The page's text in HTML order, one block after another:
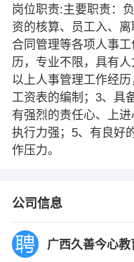
岗位职责:主要职责：
资的核算、员工入、
合同管理等各项人事
历，专业不限，具有
以上人事管理工作经
工资表的编制；3、具
有强烈的责任心、上进
执行力强；5、有良好
作压力。
公司信息
广西久善今心教